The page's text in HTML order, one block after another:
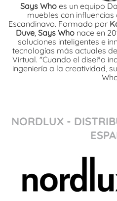
Says Who es un equipo
muebles con
Escandinavo. Formado por
Duve Says Who nace en
soluciones inteligentes e
tecnologías más actuales
Virtual. "Cuando el diseño
ingeniería a la creatividad,
NORDLUX -